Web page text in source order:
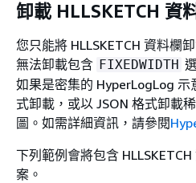
卸載 HLLSKETCH 資
您只能將 HLLSKETCH 資料欄
無法卸載包含 FIXEDWIDTH
如果是密集的 HyperLogLog 示
式卸載，或以 JSON 格式卸載
圖。如需詳細資訊，請參閱
下列範例會將包含
案。